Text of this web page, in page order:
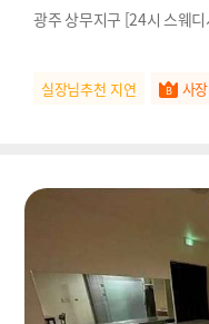
광주 상무지구 [24시 스웨
실장님추천 지연 사